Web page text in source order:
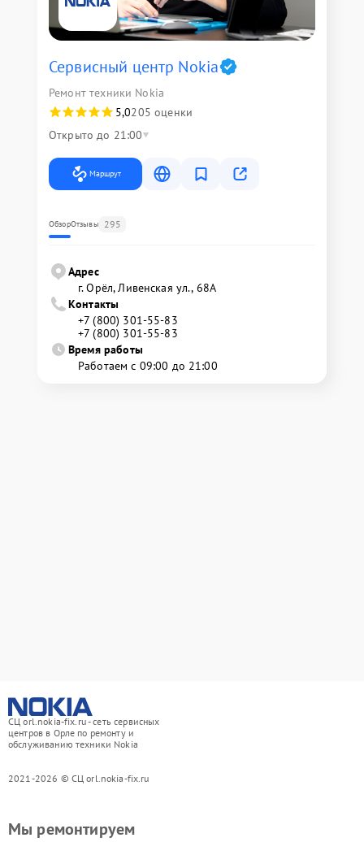
Сервисный центр Nokia
Ремонт техники Nokia
5,0205 оценки
Открыто до 21:00
Маршрут
ОбзорОтзывы 295
Адрес
г. Орёл, Ливенская ул., 68А
Контакты
+7 (800) 301-55-83
+7 (800) 301-55-83
Время работы
Работаем с 09:00 до 21:00
СЦ orl.nokia-fix.ru - сеть сервисных
центров в Орле по ремонту и
обслуживанию техники Nokia
2021-2026 © СЦ orl.nokia-fix.ru
Мы ремонтируем